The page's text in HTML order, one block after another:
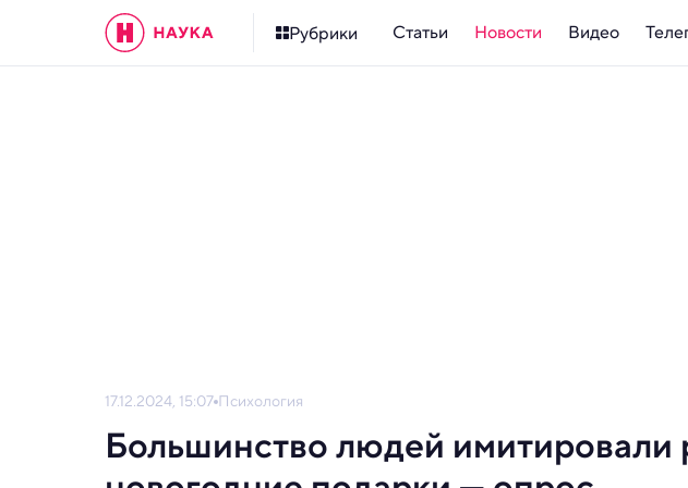
Рубрики Статьи Новости Видео
17.12.2024, 15:07 Психология
Большинство людей имитировали